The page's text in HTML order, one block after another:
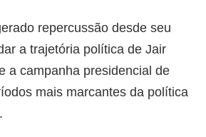
repercussão desde seu
a trajetória política de Jair
a campanha presidencial de
mais marcantes da política